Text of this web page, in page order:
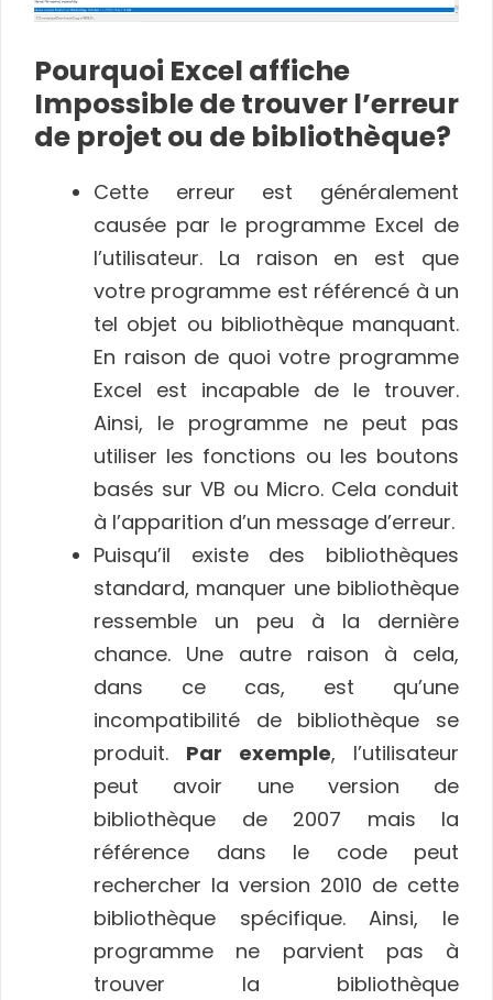
Pourquoi Excel affiche
Impossible de trouver l’erreur
de projet ou de bibliothèque?
Cette erreur est généralement
causée par le programme Excel de
l’utilisateur. La raison en est que
votre programme est référencé à un
tel objet ou bibliothèque manquant.
En raison de quoi votre programme
Excel est incapable de le trouver.
Ainsi, le programme ne peut pas
utiliser les fonctions ou les boutons
basés sur VB ou Micro. Cela conduit
à l’apparition d’un message d’erreur.
Puisqu’il existe des bibliothèques
standard, manquer une bibliothèque
ressemble un peu à la dernière
chance. Une autre raison à cela,
dans ce cas, est qu’une
incompatibilité de bibliothèque se
produit. Par exemple, l’utilisateur
peut avoir une version de
bibliothèque de 2007 mais la
référence dans le code peut
rechercher la version 2010 de cette
bibliothèque spécifique. Ainsi, le
programme ne parvient pas à
trouver la bibliothèque